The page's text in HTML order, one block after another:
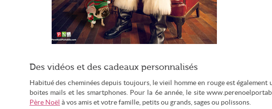
un message pour tous (© UGroupMedia.inc)
Des vidéos et des cadeaux personnalisés
Habitué des cheminées depuis toujours, le vieil homme en rouge est
boites mails et les smartphones. Pour la 6e année, le site
Père Noël à vos amis et votre famille, petits ou grands, sages ou polissons.